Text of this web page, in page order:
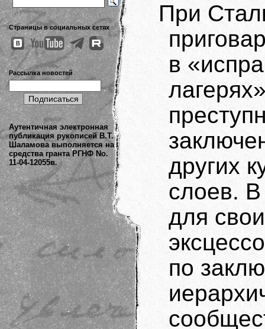
Страницы в социальных сетях
Рассылка новостей
Аутентичная электронная
публикация рукописей В.Т.
Шаламова выполняется на
средства гранта РГНФ No.
11-04-12055в.
При
в
других
слоев.
для
по